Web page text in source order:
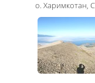
о. Харимкотан,